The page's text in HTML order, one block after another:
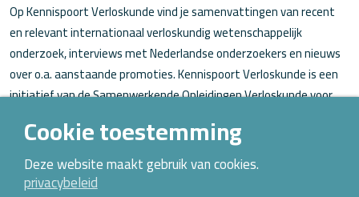
Op Kennispoort Verloskunde vind je samenvattingen van recent
en relevant internationaal verloskundig wetenschappelijk
onderzoek, interviews met Nederlandse onderzoekers en nieuws
over o.a. aanstaande promoties. Kennispoort Verloskunde is een
initiatief van de Samenwerkende Opleidingen Verloskunde voor
Over Kennispoort Verloskunde
Contact
Cookie toestemming
Deze website maakt gebruik van cookies.
privacybeleid